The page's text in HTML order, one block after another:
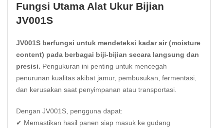
Fungsi Utama Alat Ukur Bijian
JV001S
JV001S berfungsi untuk mendeteksi kadar air (moisture
content) pada berbagai biji-bijian secara langsung dan
presisi. Pengukuran ini penting untuk mencegah
penurunan kualitas akibat jamur, pembusukan, fermentasi,
dan kerusakan saat penyimpanan atau transportasi.
Dengan JV001S, pengguna dapat:
✔ Memastikan hasil panen siap masuk ke gudang